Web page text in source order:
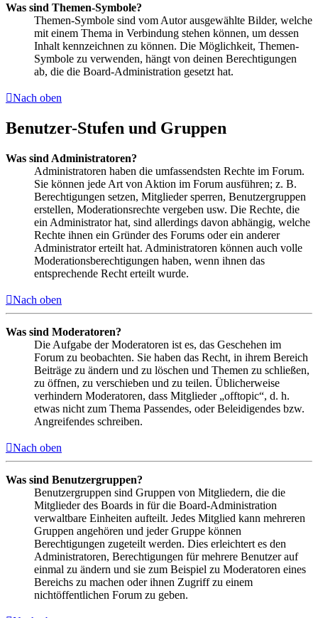
Was sind Themen-Symbole?
Themen-Symbole sind vom Autor ausgewählte Bilder, welche
mit einem Thema in Verbindung stehen können, um dessen
Inhalt kennzeichnen zu können. Die Möglichkeit, Themen-
Symbole zu verwenden, hängt von deinen Berechtigungen
ab, die die Board-Administration gesetzt hat.
Nach oben
Benutzer-Stufen und Gruppen
Was sind Administratoren?
Administratoren haben die umfassendsten Rechte im Forum.
Sie können jede Art von Aktion im Forum ausführen; z. B.
Berechtigungen setzen, Mitglieder sperren, Benutzergruppen
erstellen, Moderationsrechte vergeben usw. Die Rechte, die
ein Administrator hat, sind allerdings davon abhängig, welche
Rechte ihnen ein Gründer des Forums oder ein anderer
Administrator erteilt hat. Administratoren können auch volle
Moderationsberechtigungen haben, wenn ihnen das
entsprechende Recht erteilt wurde.
Nach oben
Was sind Moderatoren?
Die Aufgabe der Moderatoren ist es, das Geschehen im
Forum zu beobachten. Sie haben das Recht, in ihrem Bereich
Beiträge zu ändern und zu löschen und Themen zu schließen,
zu öffnen, zu verschieben und zu teilen. Üblicherweise
verhindern Moderatoren, dass Mitglieder „offtopic“, d. h.
etwas nicht zum Thema Passendes, oder Beleidigendes bzw.
Angreifendes schreiben.
Nach oben
Was sind Benutzergruppen?
Benutzergruppen sind Gruppen von Mitgliedern, die die
Mitglieder des Boards in für die Board-Administration
verwaltbare Einheiten aufteilt. Jedes Mitglied kann mehreren
Gruppen angehören und jeder Gruppe können
Berechtigungen zugeteilt werden. Dies erleichtert es den
Administratoren, Berechtigungen für mehrere Benutzer auf
einmal zu ändern und sie zum Beispiel zu Moderatoren eines
Bereichs zu machen oder ihnen Zugriff zu einem
nichtöffentlichen Forum zu geben.